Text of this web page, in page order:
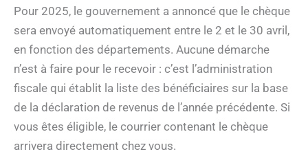
Pour 2025, le gouvernement a annoncé que le chèque
sera envoyé automatiquement entre le 2 et le 30 avril,
en fonction des départements. Aucune démarche
n’est à faire pour le recevoir : c’est l’administration
fiscale qui établit la liste des bénéficiaires sur la base
de la déclaration de revenus de l’année précédente. Si
vous êtes éligible, le courrier contenant le chèque
arrivera directement chez vous.